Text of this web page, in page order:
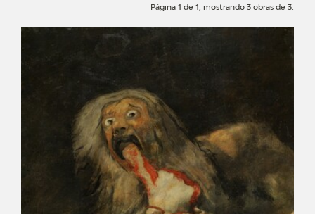
CENTRO DE INVESTIGACIÓN Y DOCUMENTACIÓN
PROGRAMACIÓN
Página 1 de 1, mostrando 3 obras de 3.